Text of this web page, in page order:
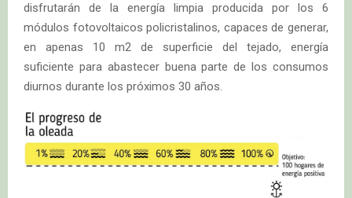
disfrutarán de la energía limpia producida por los 6
módulos fotovoltaicos policristalinos, capaces de generar,
en apenas 10 m2 de superficie del tejado, energía
suficiente para abastecer buena parte de los consumos
diurnos durante los próximos 30 años.